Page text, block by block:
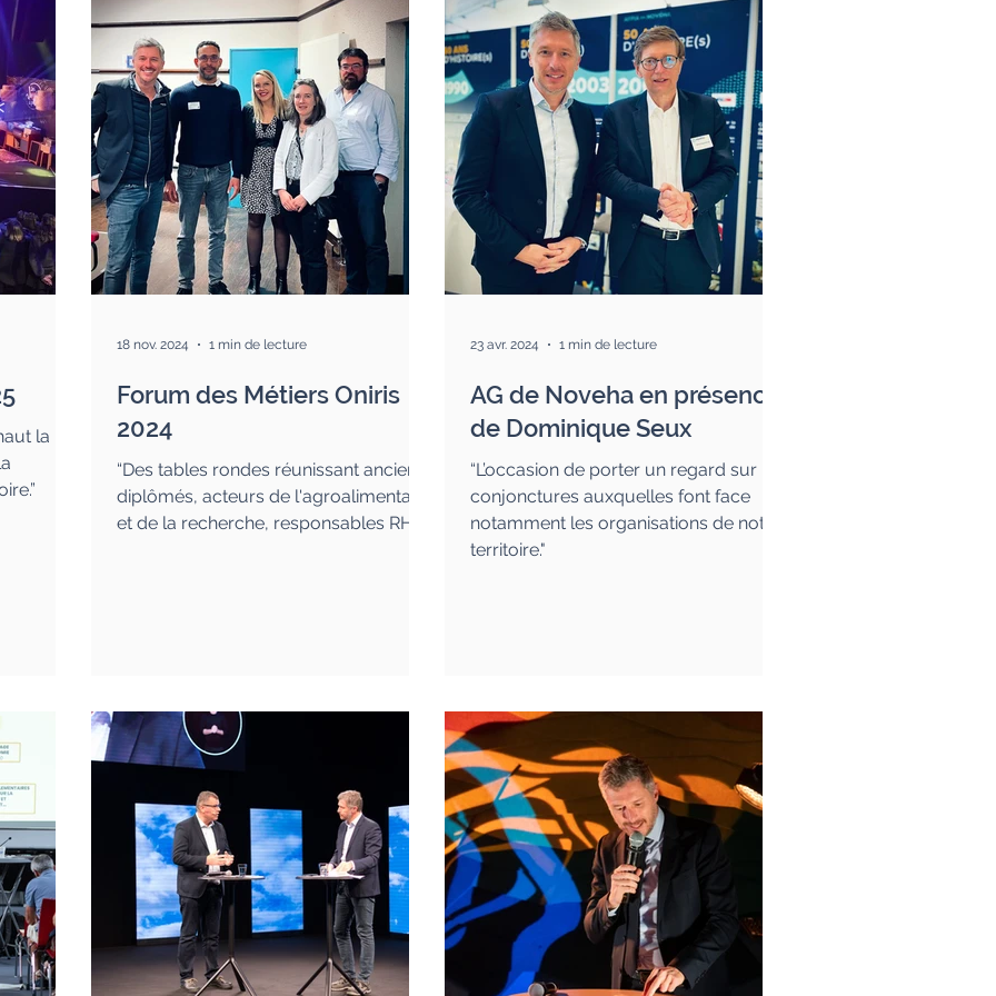
la
Forum des Métiers Oniris
2024
“Des tables rondes réunissant anciens
diplômés, acteurs de l'agroalimentaire
et de la recherche, responsables RH."
18 nov. 2024 1 min de lecture
AG de Noveha en présence
de Dominique Seux
“L’occasion de porter un regard sur les
conjonctures auxquelles font face
notamment les organisations de notre
territoire."
23 avr. 2024 1 min de lecture